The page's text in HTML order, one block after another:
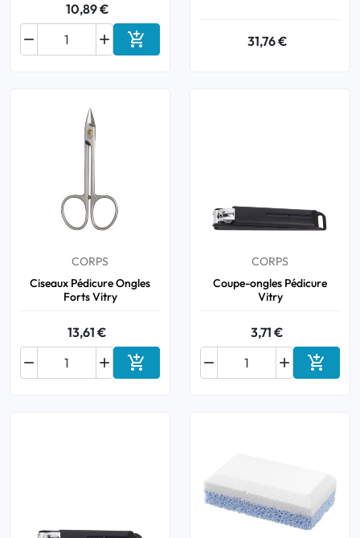
10,89 €

 Ajouter au panier 31,76 €
CORPS
Ciseaux Pédicure Ongles
Forts Vitry
13,61 €

 Ajouter au panier
CORPS
Coupe-ongles Pédicure
Vitry
3,71 €

 